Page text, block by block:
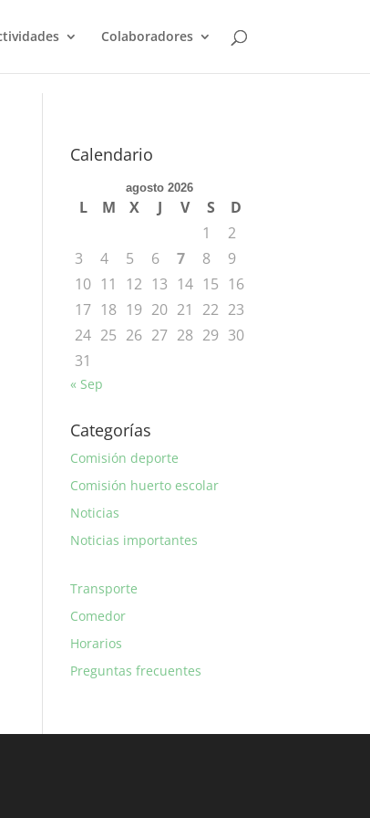
Colaboradores
Calendario
agosto 2026
L M X J V S
D
1
2
3
4 5 6 7 8
9
10 11 12 13 14 15 16
17 18 19 20 21 22 23
24 25 26 27 28 29 30
31
« Sep
Categorías
Comisión deporte
Comisión huerto escolar
Noticias
Noticias importantes
Transporte
Comedor
Horarios
Preguntas frecuentes